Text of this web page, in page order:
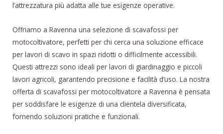
l’attrezzatura più adatta alle tue esigenze operative.
Offriamo a Ravenna una selezione di scavafossi per
motocoltivatore, perfetti per chi cerca una soluzione efficace
per lavori di scavo in spazi ridotti o difficilmente accessibili.
Questi attrezzi sono ideali per lavori di giardinaggio e piccoli
lavori agricoli, garantendo precisione e facilità d’uso. La nostra
offerta di scavafossi per motocoltivatore a Ravenna è pensata
per soddisfare le esigenze di una clientela diversificata,
fornendo soluzioni pratiche e funzionali.